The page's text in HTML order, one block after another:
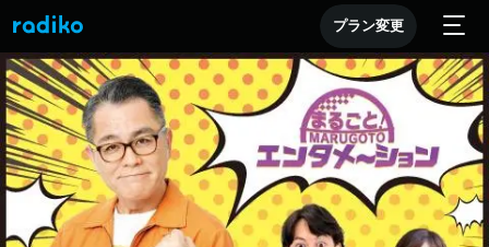
プラン変更